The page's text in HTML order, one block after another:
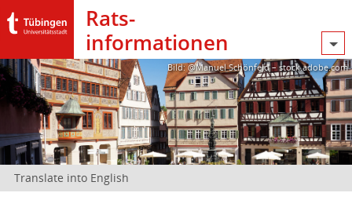
Rats­
informationen
Bild: @Manuel Schönfeld – stock.adobe.com
Translate into English